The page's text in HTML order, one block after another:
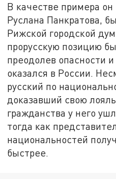
В качестве примера он
Руслана Панкратова,
Рижской городской
прорусскую позицию
преодолев опасности
оказался в России.
русский по
доказавший свою
гражданства у него
тогда как
национальностей
быстрее.